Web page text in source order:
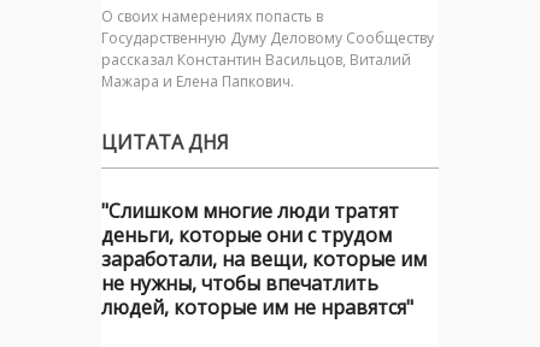
О своих намерениях попасть в
Государственную Думу Деловому Сообществу
рассказал Константин Васильцов, Виталий
Мажара и Елена Папкович.
ЦИТАТА ДНЯ
"Слишком многие люди тратят
деньги, которые они с трудом
заработали, на вещи, которые им
не нужны, чтобы впечатлить
людей, которые им не нравятся"